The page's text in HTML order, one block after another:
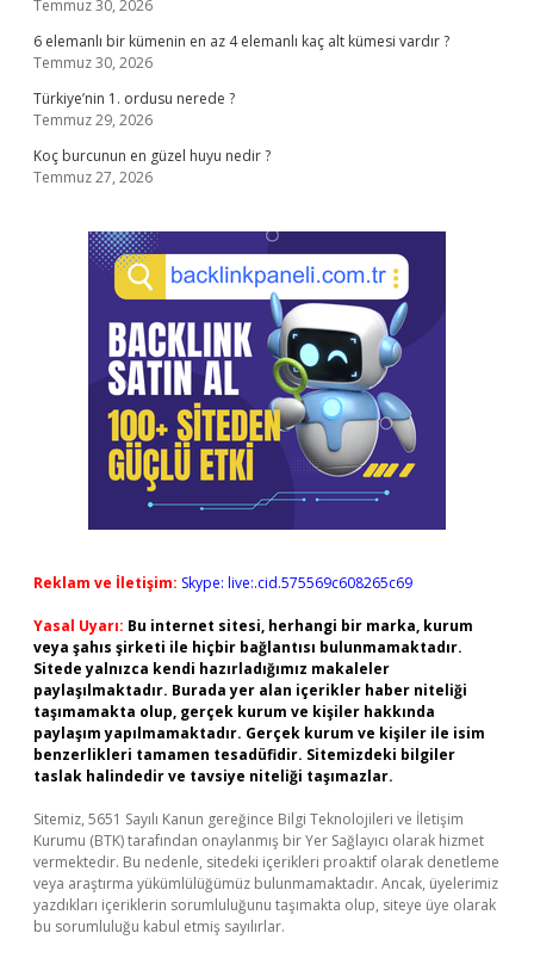
Temmuz 30, 2026
6 elemanlı bir kümenin en az 4 elemanlı kaç alt kümesi vardır ?
Temmuz 30, 2026
Türkiye’nin 1. ordusu nerede ?
Temmuz 29, 2026
Koç burcunun en güzel huyu nedir ?
Temmuz 27, 2026
Reklam ve İletişim: Skype: live:.cid.575569c608265c69
Yasal Uyarı: Bu internet sitesi, herhangi bir marka, kurum
veya şahıs şirketi ile hiçbir bağlantısı bulunmamaktadır.
Sitede yalnızca kendi hazırladığımız makaleler
paylaşılmaktadır. Burada yer alan içerikler haber niteliği
taşımamakta olup, gerçek kurum ve kişiler hakkında
paylaşım yapılmamaktadır. Gerçek kurum ve kişiler ile isim
benzerlikleri tamamen tesadüfidir. Sitemizdeki bilgiler
taslak halindedir ve tavsiye niteliği taşımazlar.
Sitemiz, 5651 Sayılı Kanun gereğince Bilgi Teknolojileri ve İletişim
Kurumu (BTK) tarafından onaylanmış bir Yer Sağlayıcı olarak hizmet
vermektedir. Bu nedenle, sitedeki içerikleri proaktif olarak denetleme
veya araştırma yükümlülüğümüz bulunmamaktadır. Ancak, üyelerimiz
yazdıkları içeriklerin sorumluluğunu taşımakta olup, siteye üye olarak
bu sorumluluğu kabul etmiş sayılırlar.